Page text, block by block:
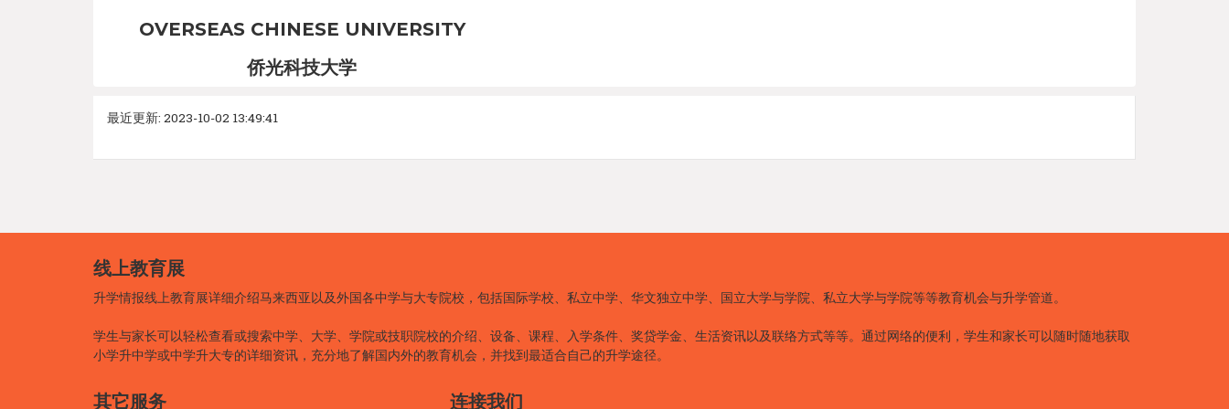
OVERSEAS CHINESE UNIVERSITY
侨光科技大学
最近更新: 2023-10-02 13:49:41
线上教育展
升学情报线上教育展详细介绍马来西亚以及外国各中学与大专院校，包括国际学校、私立中学、华文独立中学、国立大学与学院、私立大学与学院等等教育机会与升学管道。
学生与家长可以轻松查看或搜索中学、大学、学院或技职院校的介绍、设备、课程、入学条件、奖贷学金、生活资讯以及联络方式等等。通过网络的便利，学生和家长可以随时随地获取
小学升中学或中学升大专的详细资讯，充分地了解国内外的教育机会，并找到最适合自己的升学途径。
其它服务 连接我们